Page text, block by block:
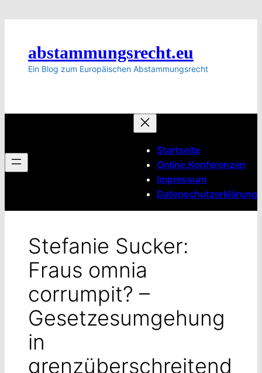
abstammungsrecht.eu
Ein Blog zum Europäischen Abstammungsrecht
Startseite
Online.Konferenzen
Impressum
Datenschutzerklärung
Stefanie Sucker:
Fraus omnia
corrumpit? –
Gesetzesumgehung
in
grenzüberschreitend